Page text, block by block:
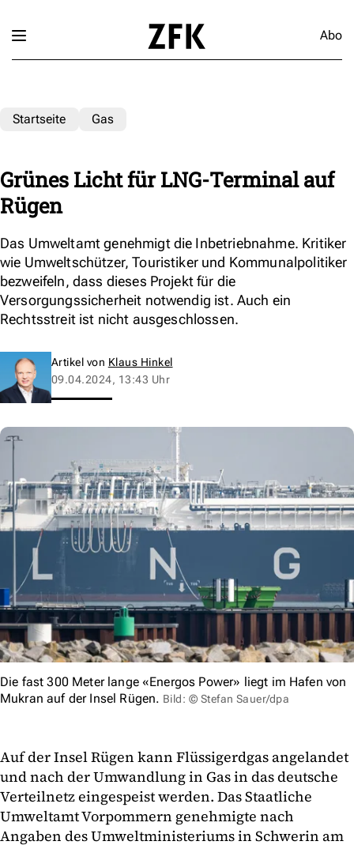
Abo
Startseite Gas
Grünes Licht für LNG-Terminal auf
Rügen
Das Umweltamt genehmigt die Inbetriebnahme. Kritiker
wie Umweltschützer, Touristiker und Kommunalpolitiker
bezweifeln, dass dieses Projekt für die
Versorgungssicherheit notwendig ist. Auch ein
Rechtsstreit ist nicht ausgeschlossen.
Artikel von Klaus Hinkel
09.04.2024, 13:43 Uhr
Die fast 300 Meter lange «Energos Power» liegt im Hafen von
Mukran auf der Insel Rügen. Bild: © Stefan Sauer/dpa
Auf der Insel Rügen kann Flüssigerdgas angelandet
und nach der Umwandlung in Gas in das deutsche
Verteilnetz eingespeist werden. Das Staatliche
Umweltamt Vorpommern genehmigte nach
Angaben des Umweltministeriums in Schwerin am